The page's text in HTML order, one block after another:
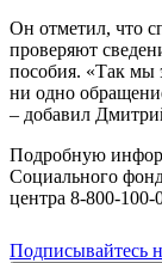
Он отметил, что
проверяют
пособия. «Так мы
ни одно
– добавил
Подробную
Социального
центра 8-800-100-
Подписывайтесь